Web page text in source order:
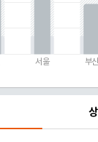
서울 부